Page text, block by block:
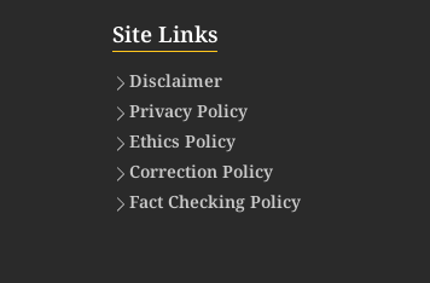
Site Links
Disclaimer
Privacy Policy
Ethics Policy
Correction Policy
Fact Checking Policy